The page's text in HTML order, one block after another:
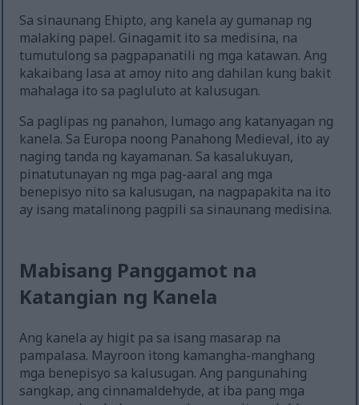
Sa sinaunang Ehipto, ang kanela ay gumanap ng
malaking papel. Ginagamit ito sa medisina, na
tumutulong sa pagpapanatili ng mga katawan. Ang
kakaibang lasa at amoy nito ang dahilan kung bakit
mahalaga ito sa pagluluto at kalusugan.
Sa paglipas ng panahon, lumago ang katanyagan ng
kanela. Sa Europa noong Panahong Medieval, ito ay
naging tanda ng kayamanan. Sa kasalukuyan,
pinatutunayan ng mga pag-aaral ang mga
benepisyo nito sa kalusugan, na nagpapakita na ito
ay isang matalinong pagpili sa sinaunang medisina.
Mabisang Panggamot na
Katangian ng Kanela
Ang kanela ay higit pa sa isang masarap na
pampalasa. Mayroon itong kamangha-manghang
mga benepisyo sa kalusugan. Ang pangunahing
sangkap, ang cinnamaldehyde, at iba pang mga